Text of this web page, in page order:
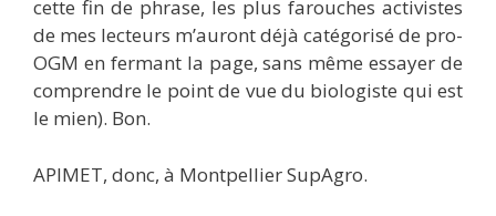
cette fin de phrase, les plus farouches activistes
de mes lecteurs m’auront déjà catégorisé de pro-
OGM en fermant la page, sans même essayer de
comprendre le point de vue du biologiste qui est
le mien). Bon.
APIMET, donc, à Montpellier SupAgro.